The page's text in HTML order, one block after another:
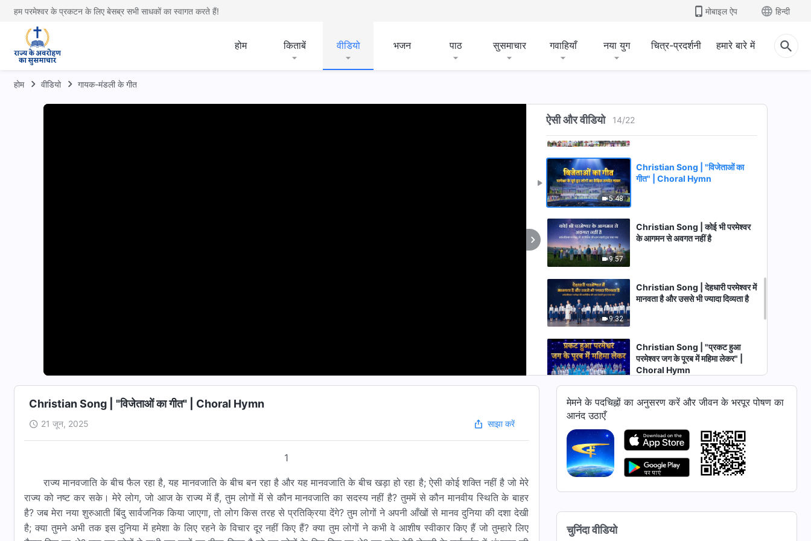
हम परमेश्वर के प्रकटन के लिए बेसब्र सभी साधकों का स्वागत करते हैं! मोबाइल ऐप हिन्दी
होम किताबें वीडियो भजन पाठ सुसमाचार गवाहियाँ नया युग चित्र-प्रदर्शनी हमारे बारे में
होम वीडियो गायक-मंडली के गीत
ऐसी और वीडियो 14/22
Christian Song | "केवल परमेश्वर
5:19
Christian Song | "अंत के दिनों का
5:48
Christian Song | "विजेताओं का
गीत" | Choral Hymn
9:57
Christian Song | कोई भी परमेश्वर
के आगमन से अवगत नहीं है
9:32
Christian Song | देहधारी परमेश्वर में
मानवता है और उससे भी ज्यादा दिव्यता है
Christian Song | "प्रकट हुआ
परमेश्वर जग के पूरब में महिमा लेकर" |
Choral Hymn
5:19
Christian Song | "परमेश्वर का
Gospel Choir
Christian Song | राज्य गान (III)
लोगों आनंद मनाओ! | Life in the
Kingdom Is an Incomparable
Christian Song | "विजेताओं का गीत" | Choral Hymn
21 जून, 2025 साझा करें
1
राज्य मानवजाति के बीच फैल रहा है, यह मानवजाति के बीच बन रहा है और यह मानवजाति के बीच खड़ा हो रहा है; ऐसी कोई शक्ति नहीं है जो मेरे
राज्य को नष्ट कर सके। मेरे लोग, जो आज के राज्य में हैं, तुम लोगों में से कौन मानवजाति का सदस्य नहीं है? तुममें से कौन मानवीय स्थिति के बाहर
है? जब मेरा नया शुरुआती बिंदु सार्वजनिक किया जाएगा, तो लोग किस तरह से प्रतिक्रिया देंगे? तुम लोगों ने अपनी आँखों से मानव दुनिया की दशा देखी
है; क्या तुमने अभी तक इस दुनिया में हमेशा के लिए रहने के विचार दूर नहीं किए हैं? क्या तुम लोगों ने कभी वे आशीष स्वीकार किए हैं जो तुम्हारे लिए
मेमने के पदचिह्नों का अनुसरण करें और जीवन के भरपूर पोषण का
आनंद उठाएँ
चुनिंदा वीडियो